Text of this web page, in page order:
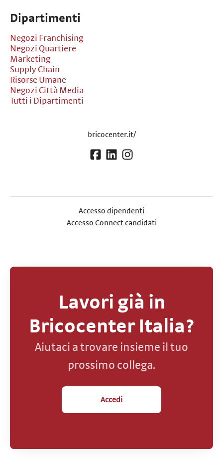
Dipartimenti
Negozi Franchising
Negozi Quartiere
Marketing
Supply Chain
Risorse Umane
Negozi Città Media
Tutti i Dipartimenti
bricocenter.it/
Accesso dipendenti
Accesso Connect candidati
Lavori già in
Bricocenter Italia?
Aiutaci a trovare insieme il tuo
prossimo collega.
Accedi